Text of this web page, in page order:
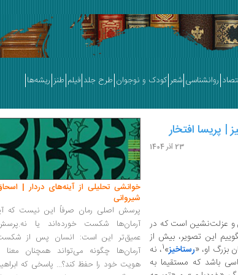
روانشناسی شعر کودک و نوجوان طرح جلد فیلم طنز ریشه‌ها
پریسا افتخار
23 آذر 1404
و عزلت‌نشین است که در
این تصویر، بیش از
بزرگ او، «رستاخیز»
1، نه
باشد که مستقیما به
خوانشی تحلیلی از آینه‌های دردار |
شیروانی
پرسش اصلی رمان صرفاً این نیست که
آرمان‌ها شکست خورده‌اند یا
عمیق‌تر این است: انسان پس از
آرمان‌ها چگونه می‌تواند همچنان معنا
هویت خود را حفظ کند؟... پاسخی که